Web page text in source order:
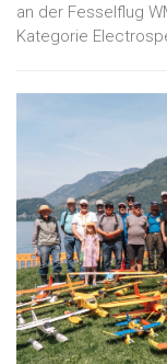
an der Fesselflug
Kategorie